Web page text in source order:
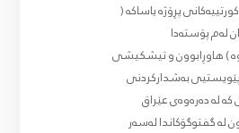
پڕۆژە یاساکە (
لەم پۆستەدا
) هاوڕابوون و تیشکیشی
بەشدارکردنی
کە لە دەرەوەی عێراق
لە گفتوگۆکاندا لەسەر